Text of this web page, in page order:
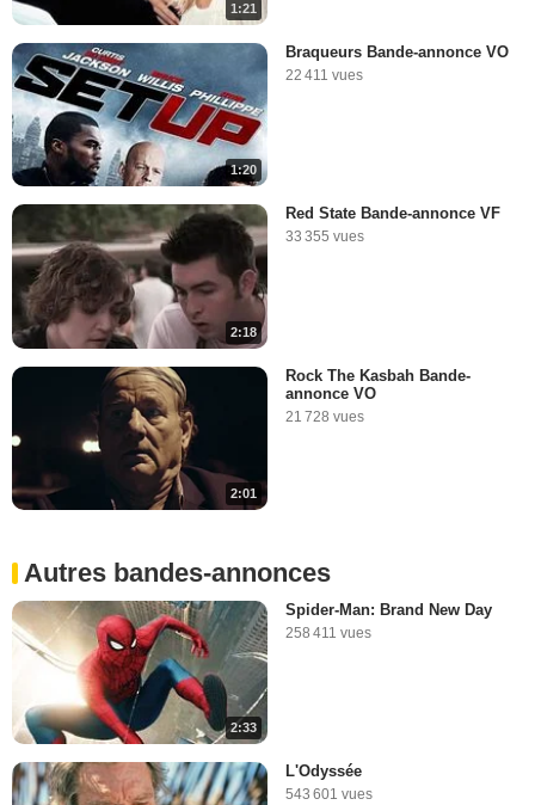
1:21
1:20
Braqueurs Bande-annonce VO
22 411 vues
2:18
Red State Bande-annonce VF
33 355 vues
2:01
Rock The Kasbah Bande-
annonce VO
21 728 vues
Autres bandes-annonces
2:33
Spider-Man: Brand New Day
258 411 vues
L'Odyssée
543 601 vues